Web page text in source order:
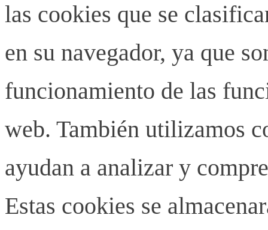
las cookies que se
en su navegador, ya que
funcionamiento de las
web. También utilizamos
ayudan a analizar y
Estas cookies se